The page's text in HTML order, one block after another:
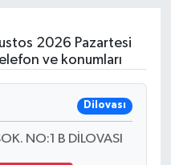
2026 Pazartesi
ve konumları
Dilovası
NO:1 B DİLOVASI